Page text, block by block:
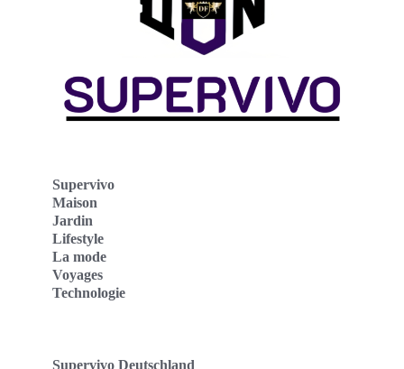
Supervivo
Maison
Jardin
Lifestyle
La mode
Voyages
Technologie
Supervivo Deutschland